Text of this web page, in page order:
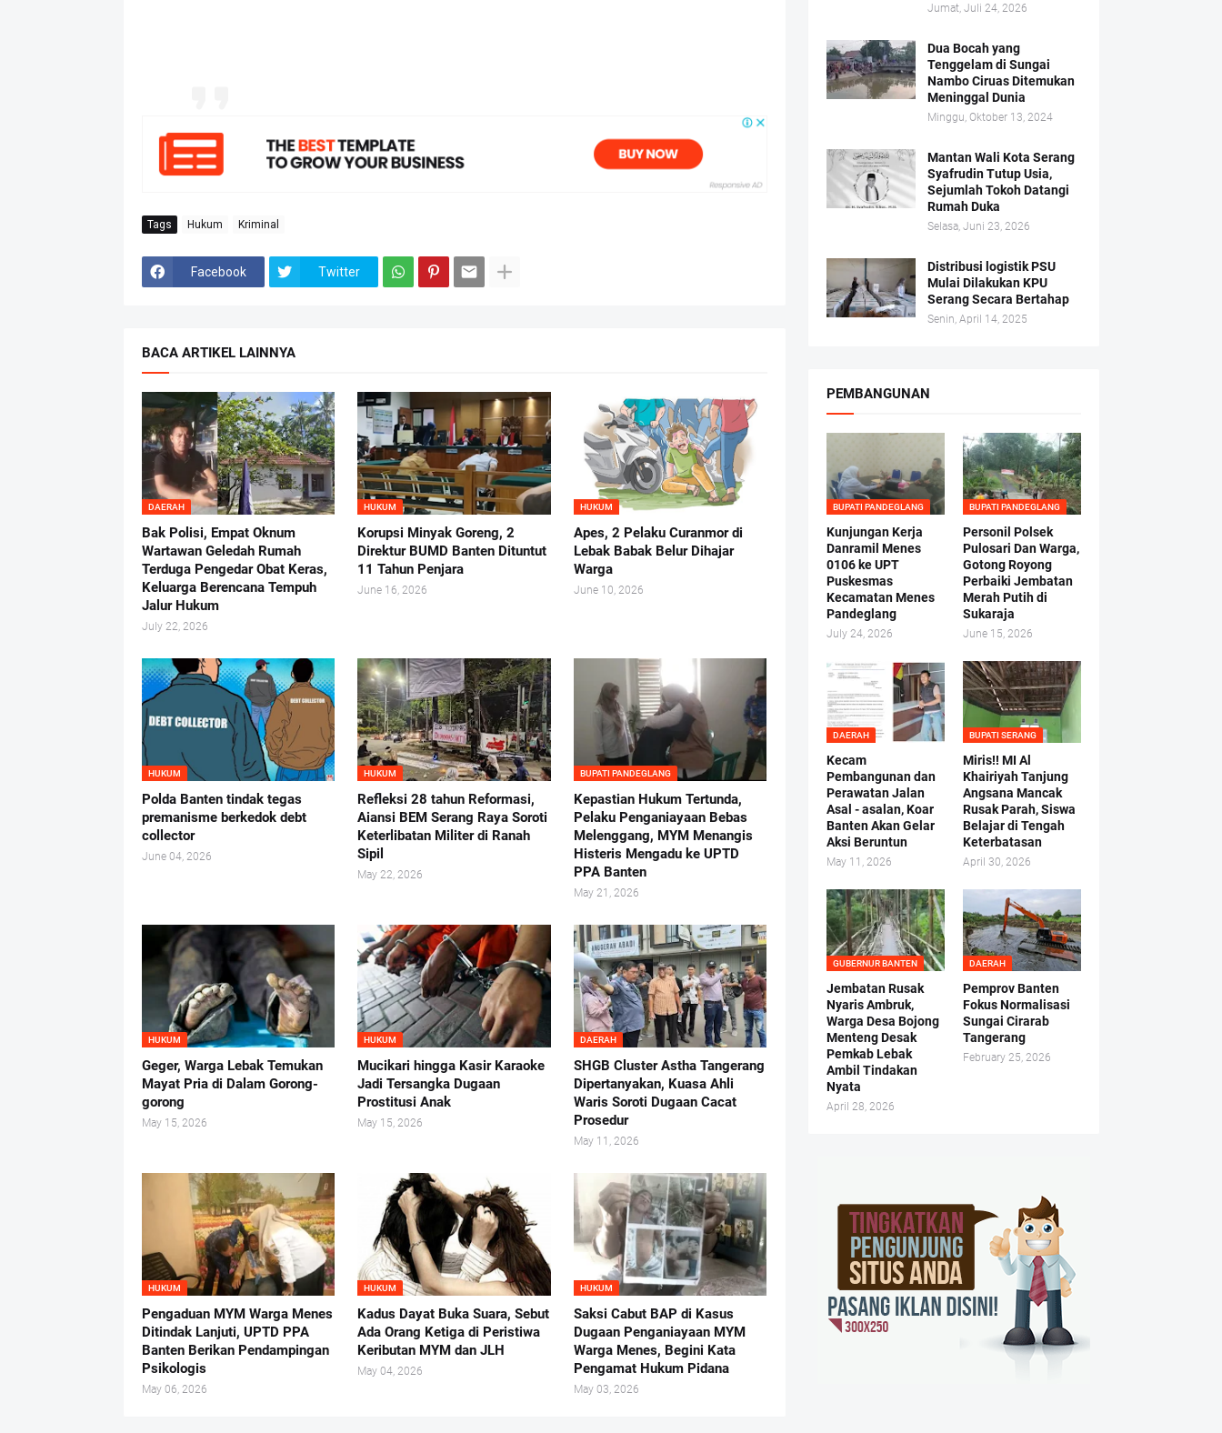
Tags Hukum Kriminal
Facebook Twitter
BACA ARTIKEL LAINNYA
DAERAH
Bak Polisi, Empat Oknum
Wartawan Geledah Rumah
Terduga Pengedar Obat Keras,
Keluarga Berencana Tempuh
Jalur Hukum
July 22, 2026
HUKUM
Korupsi Minyak Goreng, 2
Direktur BUMD Banten Dituntut
11 Tahun Penjara
June 16, 2026
HUKUM
Apes, 2 Pelaku Curanmor di
Lebak Babak Belur Dihajar
Warga
June 10, 2026
HUKUM
Polda Banten tindak tegas
premanisme berkedok debt
collector
June 04, 2026
HUKUM
Refleksi 28 tahun Reformasi,
Aiansi BEM Serang Raya Soroti
Keterlibatan Militer di Ranah
Sipil
May 22, 2026
BUPATI PANDEGLANG
Kepastian Hukum Tertunda,
Pelaku Penganiayaan Bebas
Melenggang, MYM Menangis
Histeris Mengadu ke UPTD
PPA Banten
May 21, 2026
HUKUM
Geger, Warga Lebak Temukan
Mayat Pria di Dalam Gorong-
gorong
May 15, 2026
HUKUM
Mucikari hingga Kasir Karaoke
Jadi Tersangka Dugaan
Prostitusi Anak
May 15, 2026
DAERAH
SHGB Cluster Astha Tangerang
Dipertanyakan, Kuasa Ahli
Waris Soroti Dugaan Cacat
Prosedur
May 11, 2026
HUKUM
Pengaduan MYM Warga Menes
Ditindak Lanjuti, UPTD PPA
Banten Berikan Pendampingan
Psikologis
May 06, 2026
HUKUM
Kadus Dayat Buka Suara, Sebut
Ada Orang Ketiga di Peristiwa
Keributan MYM dan JLH
May 04, 2026
HUKUM
Saksi Cabut BAP di Kasus
Dugaan Penganiayaan MYM
Warga Menes, Begini Kata
Pengamat Hukum Pidana
May 03, 2026
Jumat, Juli 24, 2026
Dua Bocah yang
Tenggelam di Sungai
Nambo Ciruas Ditemukan
Meninggal Dunia
Minggu, Oktober 13, 2024
Mantan Wali Kota Serang
Syafrudin Tutup Usia,
Sejumlah Tokoh Datangi
Rumah Duka
Selasa, Juni 23, 2026
Distribusi logistik PSU
Mulai Dilakukan KPU
Serang Secara Bertahap
Senin, April 14, 2025
PEMBANGUNAN
BUPATI PANDEGLANG
Kunjungan Kerja
Danramil Menes
0106 ke UPT
Puskesmas
Kecamatan Menes
Pandeglang
July 24, 2026
BUPATI PANDEGLANG
Personil Polsek
Pulosari Dan Warga,
Gotong Royong
Perbaiki Jembatan
Merah Putih di
Sukaraja
June 15, 2026
DAERAH
Kecam
Pembangunan dan
Perawatan Jalan
Asal - asalan, Koar
Banten Akan Gelar
Aksi Beruntun
May 11, 2026
BUPATI SERANG
Miris!! MI Al
Khairiyah Tanjung
Angsana Mancak
Rusak Parah, Siswa
Belajar di Tengah
Keterbatasan
April 30, 2026
GUBERNUR BANTEN
Jembatan Rusak
Nyaris Ambruk,
Warga Desa Bojong
Menteng Desak
Pemkab Lebak
Ambil Tindakan
Nyata
April 28, 2026
DAERAH
Pemprov Banten
Fokus Normalisasi
Sungai Cirarab
Tangerang
February 25, 2026